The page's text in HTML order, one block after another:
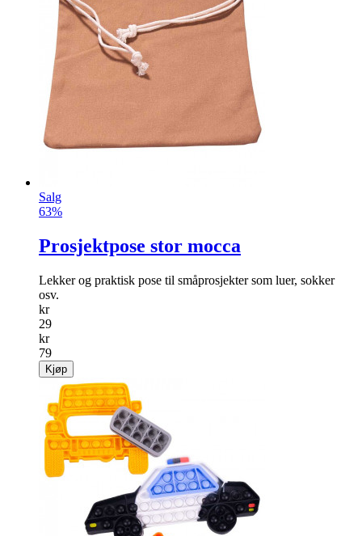
Salg
63%
Prosjektpose stor mocca
Lekker og praktisk pose til småprosjekter som luer, sokker
osv.
kr
29
kr
79
Kjøp